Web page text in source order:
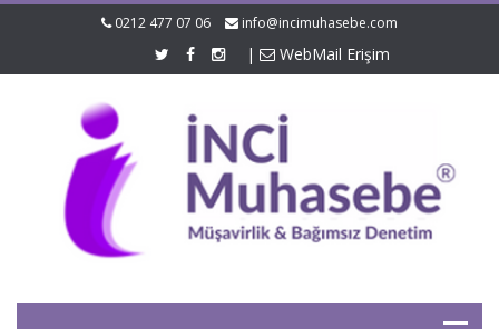
0212 477 07 06 info@incimuhasebe.com
| WebMail Erişim